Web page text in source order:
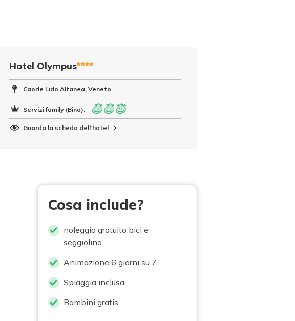
Hotel Olympus****
Caorle Lido Altanea, Veneto
Servizi family (Bino):
Guarda la scheda dell’hotel
Cosa include?
noleggio gratuito bici e
seggiolino
Animazione 6 giorni su 7
Spiaggia inclusa
Bambini gratis